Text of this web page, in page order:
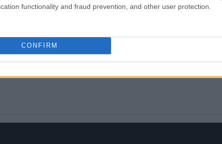
functionality and fraud prevention, and other user protection.
CONFIRM